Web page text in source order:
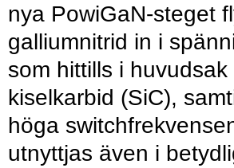
nya PowiGaN-steget
galliumnitrid in i
som hittills i
kiselkarbid (SiC),
höga
utnyttjas även i